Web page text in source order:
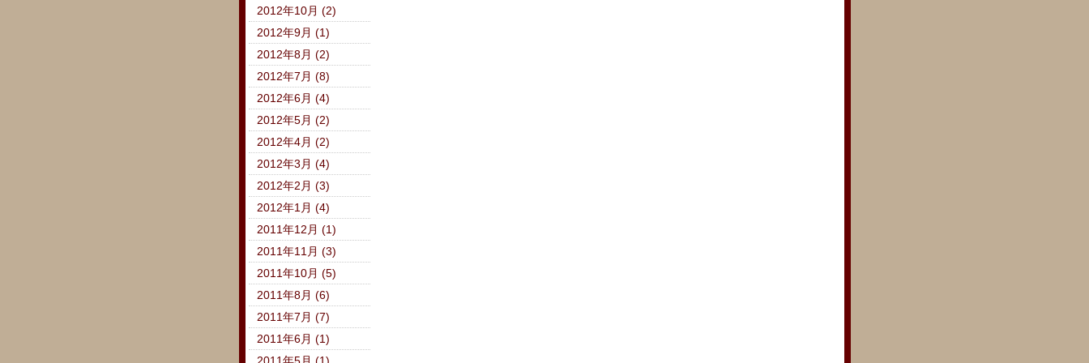
2012年10月 (2)
2012年9月 (1)
2012年8月 (2)
2012年7月 (8)
2012年6月 (4)
2012年5月 (2)
2012年4月 (2)
2012年3月 (4)
2012年2月 (3)
2012年1月 (4)
2011年12月 (1)
2011年11月 (3)
2011年10月 (5)
2011年8月 (6)
2011年7月 (7)
2011年6月 (1)
2011年5月 (1)